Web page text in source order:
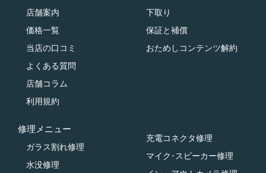
店舗案内
価格一覧
当店の口コミ
よくある質問
店舗コラム
利用規約
下取り
保証と補償
おためしコンテンツ解約
修理メニュー
ガラス割れ修理
水没修理
充電コネクタ修理
マイク･スピーカー修理